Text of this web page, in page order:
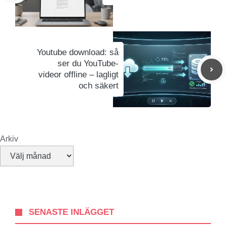
Youtube download: så
ser du YouTube-
videor offline – lagligt
och säkert
Arkiv
SENASTE INLÄGGET